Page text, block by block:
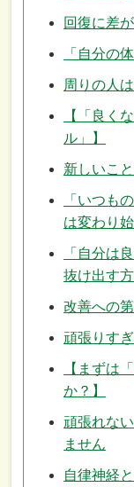
回復に差
「自分の
周りの人
【「良く
ル」】
新しいこ
「いつも
は変わり
「自分は
抜け出す
改善への
頑張りす
【まずは
か？】
頑張れな
ません
自律神経